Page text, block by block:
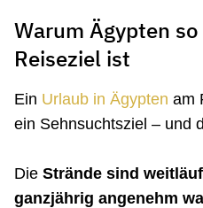
Warum Ägypten
Reiseziel ist
Ein Urlaub in Ägypten am
ein Sehnsuchtsziel – und
Die Strände sind
ganzjährig angenehm